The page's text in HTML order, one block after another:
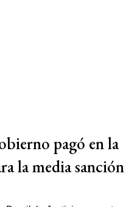
pagó en la
la media sanción